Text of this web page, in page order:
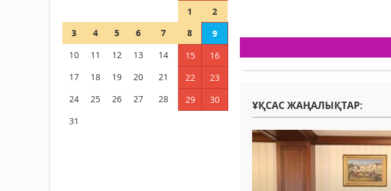
1
2
3
4 5 6 7 8
9
10
11 12 13 14 15
16
17
18 19 20 21 22
23
24
25 26 27 28 29
30
31
ҰҚСАС ЖАҢАЛЫҚТАР: